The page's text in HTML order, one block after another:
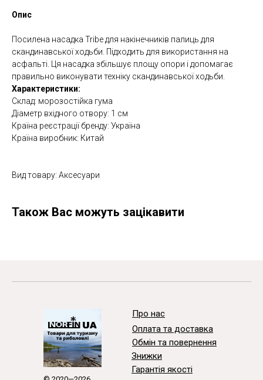
Опис
Посилена насадка Tribe для накінечників палиць для
скандинавської ходьби. Підходить для використання на
асфальті. Ця насадка збільшує площу опори і допомагає
правильно виконувати техніку скандинавської ходьби.
Характеристики:
Склад: морозостійка гума
Діаметр вхідного отвору: 1 см
Країна реєстрації бренду: Україна
Країна виробник: Китай
Вид товару: Аксесуари
Також Вас можуть зацікавити
Про нас
Оплата та доставка
Обмін та повернення
Знижки
Гарантія якості